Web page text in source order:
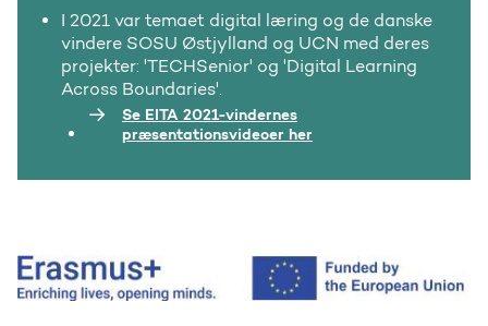
I 2021 var temaet digital læring og de danske
vindere SOSU Østjylland og UCN med deres
projekter: 'TECHSenior' og 'Digital Learning
Across Boundaries'.
Se EITA 2021-vindernes
præsentationsvideoer her